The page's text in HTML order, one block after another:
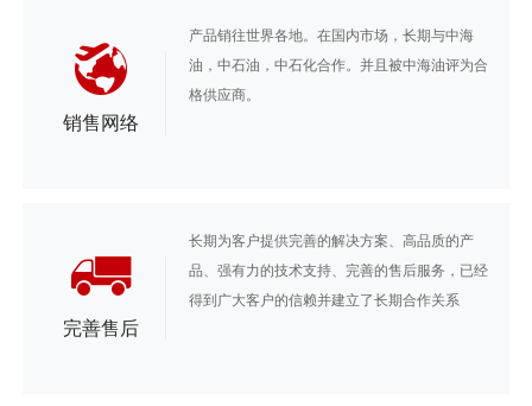
销售网络
产品销往世界各地。在国内市场，长期与中海
油，中石油，中石化合作。并且被中海油评为合
格供应商。
完善售后
长期为客户提供完善的解决方案、高品质的产
品、强有力的技术支持、完善的售后服务，已经
得到广大客户的信赖并建立了长期合作关系